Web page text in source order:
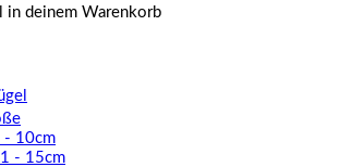
in deinem Warenkorb
- 10cm
- 15cm